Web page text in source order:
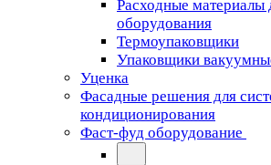
Расходные материалы
оборудования
Термоупаковщики
Упаковщики
Уценка
Фасадные решения для
кондиционирования
Фаст-фуд оборудование